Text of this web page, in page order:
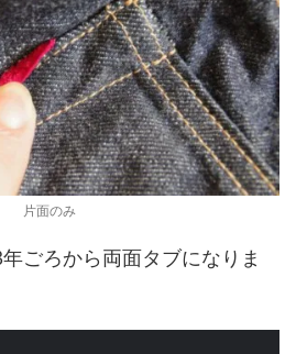
片面のみ
ごろから両面タブになりま